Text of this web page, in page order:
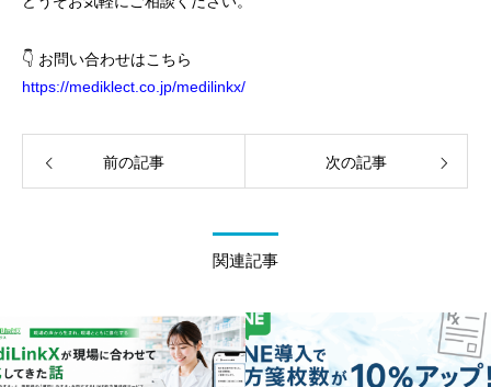
👇 お問い合わせはこちら
https://mediklect.co.jp/medilinkx/
前の記事 次の記事
関連記事